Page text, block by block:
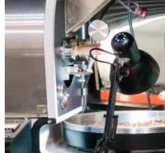
Kỹ Thuật Viên Điện Dân
Kỹ Thuật Viên Điện Công
Nghiệp Vụ Tư Vấn & Giám
Sửa Chữa Điện Lạnh Dân
Chuyên Viên Chẩn Đoán
Kỹ Thuật Viên Đại Tu Hộp
Kỹ Thuật Quấn Dây Và
Thiết Kế Lắp Đặt Hệ
Trời
Kỹ Thuật Viên Điện Tử
Lạnh Dân Dụng
Ngành Khác
Quản Trị & Phát Triển